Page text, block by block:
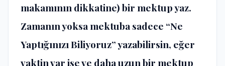
makamının dikkatine) bir mektup yaz.
Zamanın yoksa mektuba sadece “Ne
Yaptığınızı Biliyoruz” yazabilirsin, eğer
vaktin var ise ve daha uzun bir mektup